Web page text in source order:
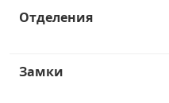
Отделения
Замки